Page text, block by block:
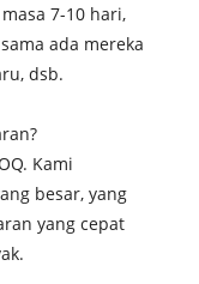
7-10 hari,
ada mereka
dsb.
Kami
besar, yang
yang cepat